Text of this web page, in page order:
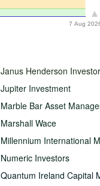
7 Aug
Janus Henderson
Jupiter Investment
Marble Bar Asset
Marshall Wace
Millennium International
Numeric Investors
Quantum Ireland Capital